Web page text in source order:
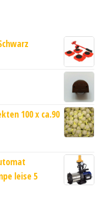
100 x ca.90
leise 5